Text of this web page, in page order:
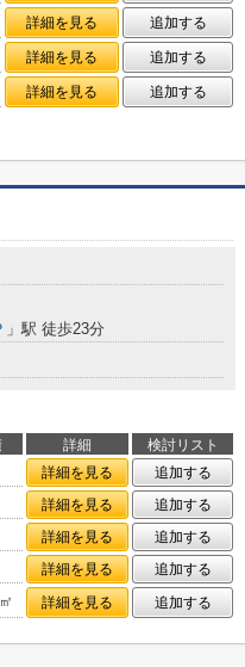
詳細を見る
追加する
詳細を見る
追加する
詳細を見る 追加する
」駅 徒歩23分
詳細
検討リスト
詳細を見る
追加する
詳細を見る
追加する
詳細を見る
追加する
詳細を見る
追加する
詳細を見る 追加する